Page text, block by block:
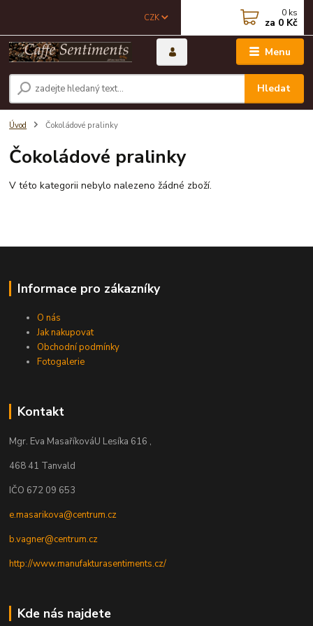
Menu
CZK
Hledat
0 ks
za 0 Kč
Úvod Čokoládové pralinky
Čokoládové pralinky
V této kategorii nebylo nalezeno žádné zboží.
Informace pro zákazníky
O nás
Jak nakupovat
Obchodní podmínky
Fotogalerie
Kontakt
Mgr. Eva MasaříkováU Lesíka 616 ,
468 41 Tanvald
IČO 672 09 653
e.masarikova@centrum.cz
b.vagner@centrum.cz
http://www.manufakturasentiments.cz/
Kde nás najdete